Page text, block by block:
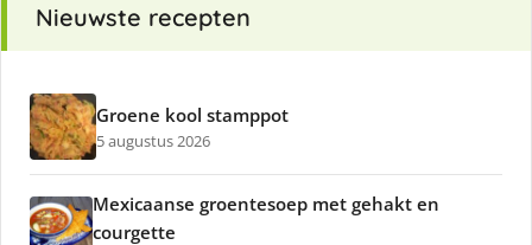
Nieuwste recepten
Groene kool stamppot
5 augustus 2026
Mexicaanse groentesoep met gehakt en
courgette